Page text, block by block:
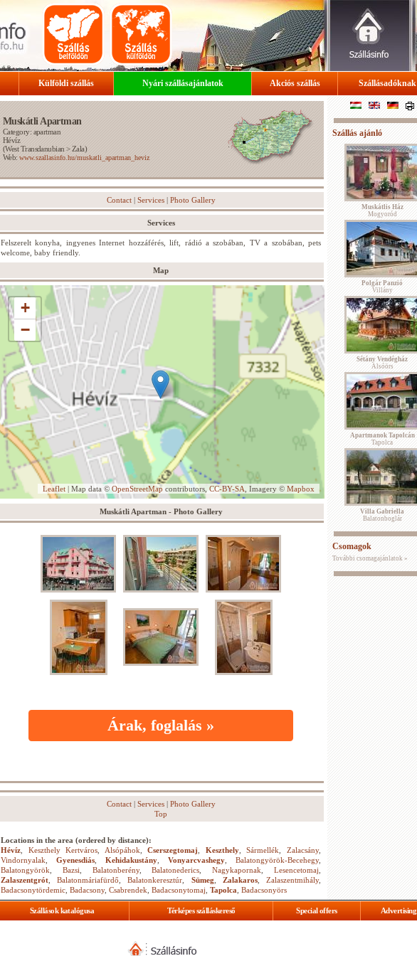
Külföldi szállás Nyári szállásajánlatok Akciós szállás Szállásadóknak
Muskátli Apartman
Category: apartman
Hévíz
(West Transdanubian > Zala)
Web:www.szallasinfo.hu/muskatli_apartman_heviz
Contact| Services| Photo Gallery
Services
Felszerelt konyha, ingyenes Internet hozzáférés, lift, rádió a szobában, TV a szobában, pets
welcome, baby friendly.
Map
+
−
Leaflet | Map data © OpenStreetMap contributors, CC-BY-SA , Imagery © Mapbox
Muskátli Apartman - Photo Gallery
Árak, foglalás »
Contact| Services| Photo Gallery
Top
Locations in the area (ordered by distance):
Hévíz
Keszthely Kertváros Alsópáhok ,Cserszegtomaj Keszthely,Sármellék ,Zalacsány,
Vindornyalak
Gyenesdiás Kehidakustány Vonyarcvashegy Balatongyörök-Becehegy,
Balatongyörök
Bazsi Balatonberény,Balatonederics ,Nagykapornak ,Lesencetomaj
Zalaszentgrót ,Balatonmáriafürdő ,Balatonkeresztúr Sümeg Zalakaros,Zalaszentmihály,
Badacsonytördemic Badacsony, Csabrendek Badacsonytomaj Tapolca Badacsonyörs
Szállás ajánló
Muskátlis Ház
Mogyoród
Polgár Panzió
Villány
Sétány Vendégház
Alsóörs
Apartmanok Tapolcán
Tapolca
Villa Gabriella
Balatonboglár
Csomagok
További csomagajánlatok »
Szállások katalógusa Térképes szálláskereső Special offers Advertising